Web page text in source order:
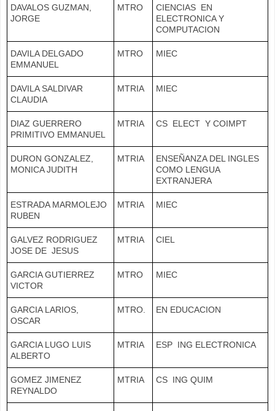
DAVALOS GUZMAN,
JORGE
MTRO
CIENCIAS EN
ELECTRONICA Y
COMPUTACION
DAVILA DELGADO
EMMANUEL
MTRO MIEC
DAVILA SALDIVAR
CLAUDIA
MTRIA MIEC
DIAZ GUERRERO
PRIMITIVO EMMANUEL
MTRIA CS ELECT Y COIMPT
DURON GONZALEZ,
MONICA JUDITH
MTRIA
ENSEÑANZA DEL INGLES
COMO LENGUA
EXTRANJERA
ESTRADA MARMOLEJO
RUBEN
MTRIA MIEC
GALVEZ RODRIGUEZ
JOSE DE JESUS
MTRIA CIEL
GARCIA GUTIERREZ
VICTOR
MTRO MIEC
GARCIA LARIOS,
OSCAR
MTRO. EN EDUCACION
GARCIA LUGO LUIS
ALBERTO
MTRIA ESP ING ELECTRONICA
GOMEZ JIMENEZ
REYNALDO
MTRIA CS ING QUIM